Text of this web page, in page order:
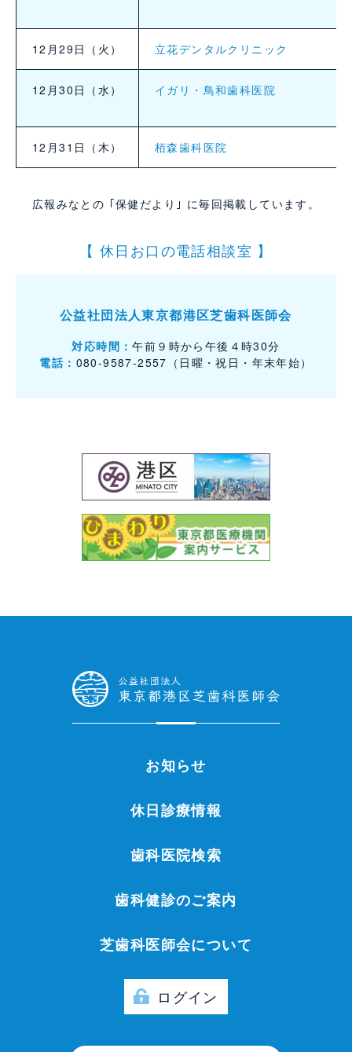
12月29日（火） 立花デンタルクリニック
12月30日（水） イガリ・鳥和歯科医院
12月31日（木） 栢森歯科医院
広報みなとの ｢保健だより｣ に毎回掲載しています。
【 休日お口の電話相談室 】
公益社団法人東京都港区芝歯科医師会
対応時間：午前９時から午後４時30分
電話： 080-9587-2557（日曜・祝日・年末年始）
お知らせ
休日診療情報
歯科医院検索
歯科健診のご案内
芝歯科医師会について
ログイン